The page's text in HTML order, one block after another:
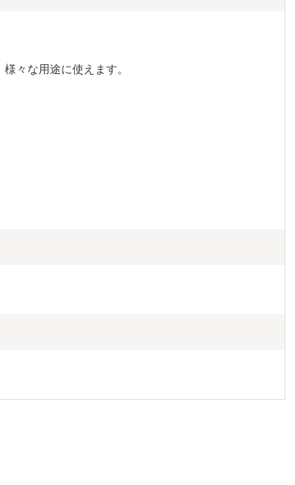
々な用途に使えます。